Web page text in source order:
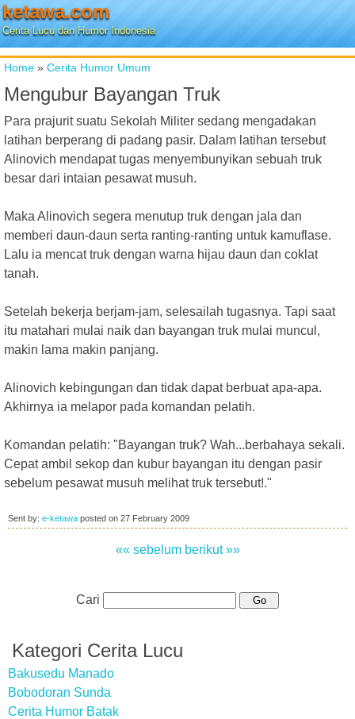
ketawa.com
Cerita Lucu dan Humor Indonesia
Home » Cerita Humor Umum
Mengubur Bayangan Truk
Para prajurit suatu Sekolah Militer sedang mengadakan
latihan berperang di padang pasir. Dalam latihan tersebut
Alinovich mendapat tugas menyembunyikan sebuah truk
besar dari intaian pesawat musuh.
Maka Alinovich segera menutup truk dengan jala dan
memberi daun-daun serta ranting-ranting untuk kamuflase.
Lalu ia mencat truk dengan warna hijau daun dan coklat
tanah.
Setelah bekerja berjam-jam, selesailah tugasnya. Tapi saat
itu matahari mulai naik dan bayangan truk mulai muncul,
makin lama makin panjang.
Alinovich kebingungan dan tidak dapat berbuat apa-apa.
Akhirnya ia melapor pada komandan pelatih.
Komandan pelatih: "Bayangan truk? Wah...berbahaya sekali.
Cepat ambil sekop dan kubur bayangan itu dengan pasir
sebelum pesawat musuh melihat truk tersebut!."
Sent by: e-ketawa posted on 27 February 2009
«« sebelum berikut »»
Cari
Kategori Cerita Lucu
Bakusedu Manado
Bobodoran Sunda
Cerita Humor Batak